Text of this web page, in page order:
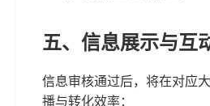
五、信息展示与互
信息审核通过后，将在对应
播与转化效率：